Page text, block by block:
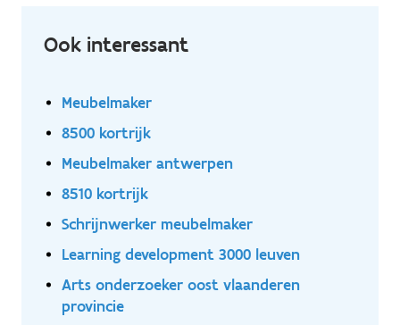
Precisiewerk uitvoeren met zowel traditionele
technieken als moderne machines Het opvolgen van
Samenwerken met collega’s in het atelier om
Ook interessant
Meubelmaker
8500 kortrijk
Meubelmaker antwerpen
8510 kortrijk
Schrijnwerker meubelmaker
Learning development 3000 leuven
Arts onderzoeker oost vlaanderen
provincie